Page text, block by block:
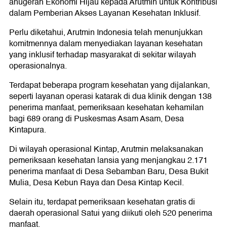
dalam Pemberian Akses Layanan Kesehatan Inklusif.
Perlu diketahui, Arutmin Indonesia telah menunjukkan
komitmennya dalam menyediakan layanan kesehatan
yang inklusif terhadap masyarakat di sekitar wilayah
operasionalnya.
Terdapat beberapa program kesehatan yang dijalankan,
seperti layanan operasi katarak di dua klinik dengan 138
penerima manfaat, pemeriksaan kesehatan kehamilan
bagi 689 orang di Puskesmas Asam Asam, Desa
Kintapura.
Di wilayah operasional Kintap, Arutmin melaksanakan
pemeriksaan kesehatan lansia yang menjangkau 2.171
penerima manfaat di Desa Sebamban Baru, Desa Bukit
Mulia, Desa Kebun Raya dan Desa Kintap Kecil.
Selain itu, terdapat pemeriksaan kesehatan gratis di
daerah operasional Satui yang diikuti oleh 520 penerima
manfaat.